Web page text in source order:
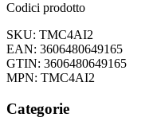
Codici prodotto
SKU: TMC4AI2
EAN: 3606480649165
GTIN: 3606480649165
MPN: TMC4AI2
Categorie